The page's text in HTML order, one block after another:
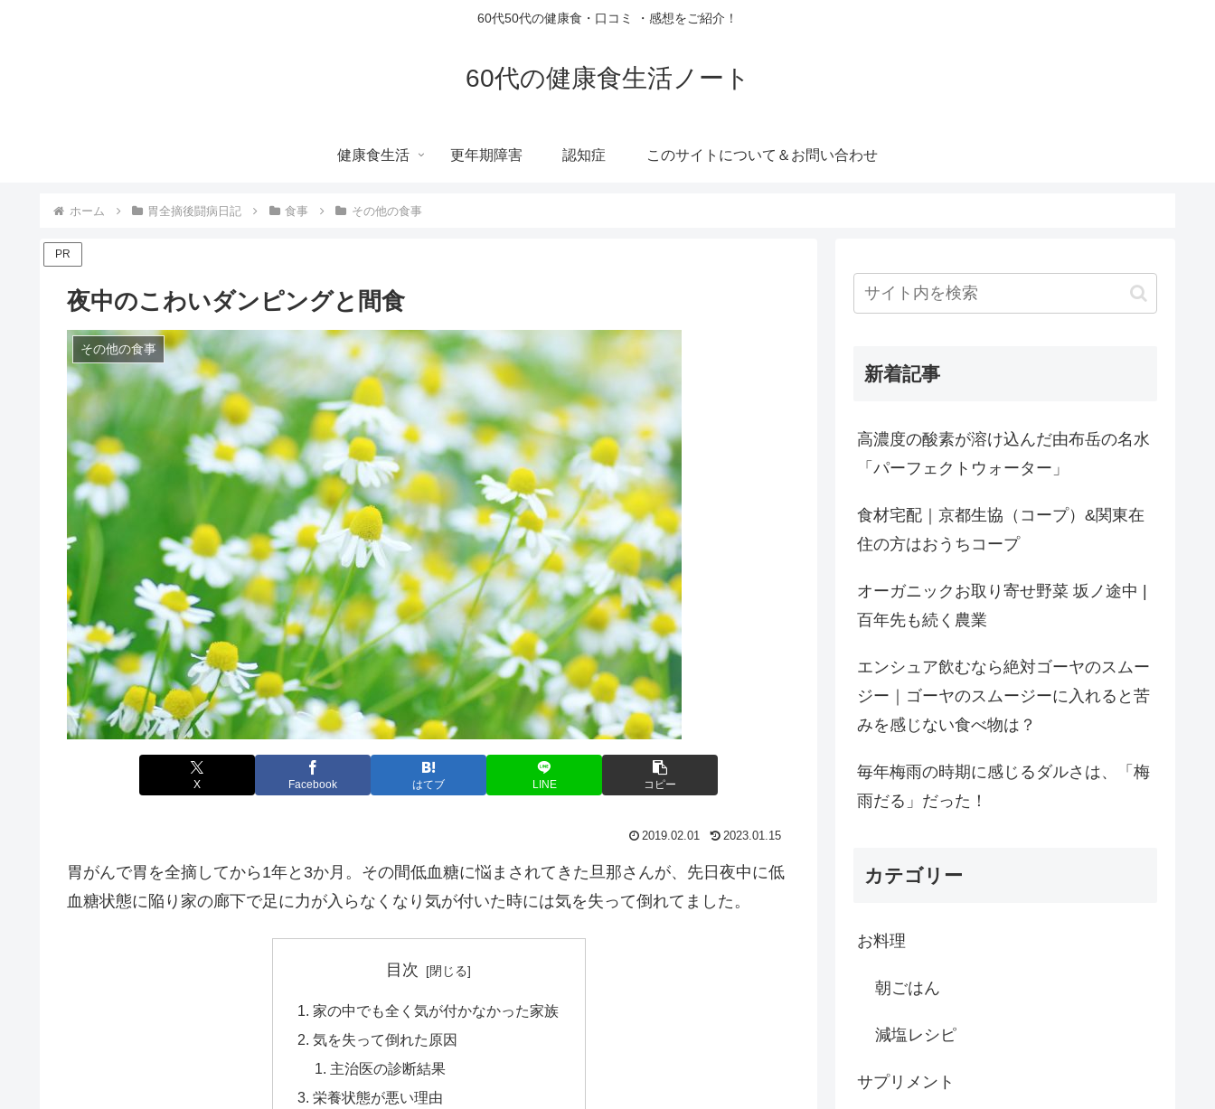
60代50代の健康食・口コミ ・感想をご紹介！
60代の健康食生活ノート
健康食生活 更年期障害 認知症 このサイトについて＆お問い合わせ
ホーム 胃全摘後闘病日記 食事 その他の食事
PR
夜中のこわいダンピングと間食
その他の食事
X Facebook はてブ LINE コピー
2019.02.01 2023.01.15
胃がんで胃を全摘してから1年と3か月。その間低血糖に悩まされてきた旦那さんが、先日夜中に低
血糖状態に陥り家の廊下で足に力が入らなくなり気が付いた時には気を失って倒れてました。
目次
家の中でも全く気が付かなかった家族
気を失って倒れた原因
主治医の診断結果
栄養状態が悪い理由
新着記事
高濃度の酸素が溶け込んだ由布岳の名水
「パーフェクトウォーター」
食材宅配｜京都生協（コープ）&関東在
住の方はおうちコープ
オーガニックお取り寄せ野菜 坂ノ途中 |
百年先も続く農業
エンシュア飲むなら絶対ゴーヤのスムー
ジー｜ゴーヤのスムージーに入れると苦
みを感じない食べ物は？
毎年梅雨の時期に感じるダルさは、「梅
雨だる」だった！
カテゴリー
お料理
朝ごはん
減塩レシピ
サプリメント